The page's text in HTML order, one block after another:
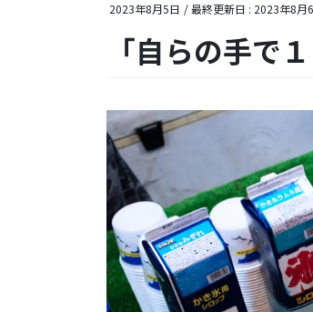
2023年8月5日 / 最終更新日 : 2023年8月
「自らの手で